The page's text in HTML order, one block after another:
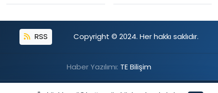
RSS Copyright © 2024. Her hakkı saklıdır.
Haber Yazılımı: TE Bilişim